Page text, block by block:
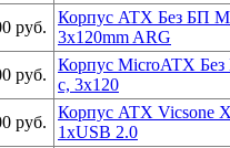
руб.
Корпус ATX Без БП
3x120mm ARG
руб.
Корпус MicroATX
с, 3x120
руб.
Корпус ATX Vicsone
1xUSB 2.0